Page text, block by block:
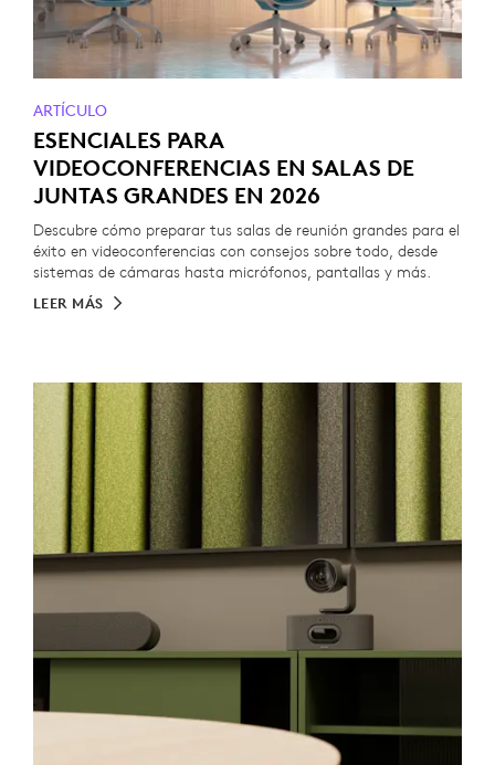
ARTÍCULO
ESENCIALES PARA
VIDEOCONFERENCIAS EN SALAS DE
JUNTAS GRANDES EN 2026
Descubre cómo preparar tus salas de reunión grandes para el
éxito en videoconferencias con consejos sobre todo, desde
sistemas de cámaras hasta micrófonos, pantallas y más.
LEER MÁS